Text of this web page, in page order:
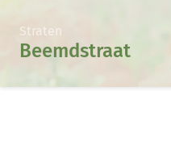
Straten
Beemdstraat